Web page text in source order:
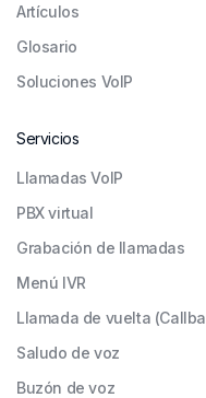
Artículos
Glosario
Soluciones VoIP
Servicios
Llamadas VoIP
PBX virtual
Grabación de llamadas
Menú IVR
Llamada de vuelta
Saludo de voz
Buzón de voz